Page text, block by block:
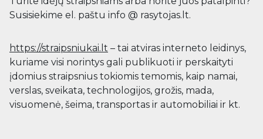
Susisiekime el. paštu info @ rasytojas.lt.
https://straipsniukai.lt – tai atviras interneto leidinys,
kuriame visi norintys gali publikuoti ir perskaityti
įdomius straipsnius tokiomis temomis, kaip namai,
verslas, sveikata, technologijos, grožis, mada,
visuomenė, šeima, transportas ir automobiliai ir kt.